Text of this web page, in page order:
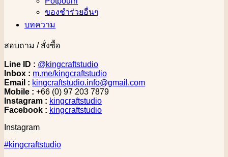
ของชำร่วยอื่นๆ
บทความ
สอบถาม / สั่งซื้อ
Line ID : @kingcraftstudio
Inbox : m.me/kingcraftstudio
Email : kingcraftstudio.info@gmail.com
Mobile : +66 (0) 97 203 7879
Instagram : kingcraftstudio
Facebook : kingcraftstudio
Instagram
#kingcraftstudio